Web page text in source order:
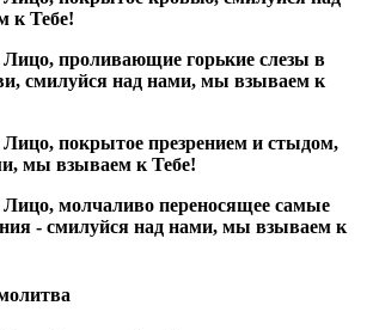
к Тебе!
проливающие горькие слезы в
смилуйся над нами, мы взываем к
покрытое презрением и стыдом,
мы взываем к Тебе!
молчаливо переносящее самые
- смилуйся над нами, мы взываем к